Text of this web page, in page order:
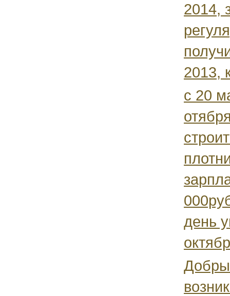
2014,
2013,
с 20
день